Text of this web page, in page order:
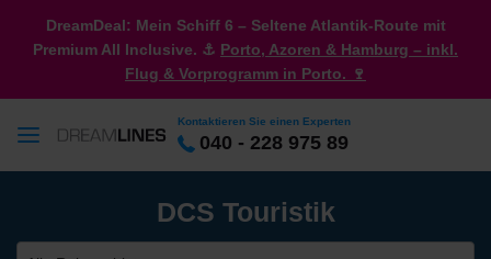
DreamDeal: Mein Schiff 6 – Seltene Atlantik-Route mit
Premium All Inclusive. ⚓ Porto, Azoren & Hamburg – inkl.
Flug & Vorprogramm in Porto. 🍷
Kontaktieren Sie einen Experten
040 - 228 975 89
DCS Touristik